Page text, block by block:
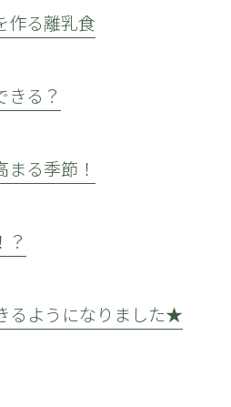
作る離乳食
きる？
る季節！
？
るようになりました★